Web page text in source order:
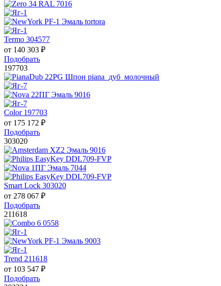
Termo 304577
от 140 303 ₽
Подобрать
197703
Color 197703
от 175 172 ₽
Подобрать
303020
Smart Lock 303020
от 278 067 ₽
Подобрать
211618
Trend 211618
от 103 547 ₽
Подобрать